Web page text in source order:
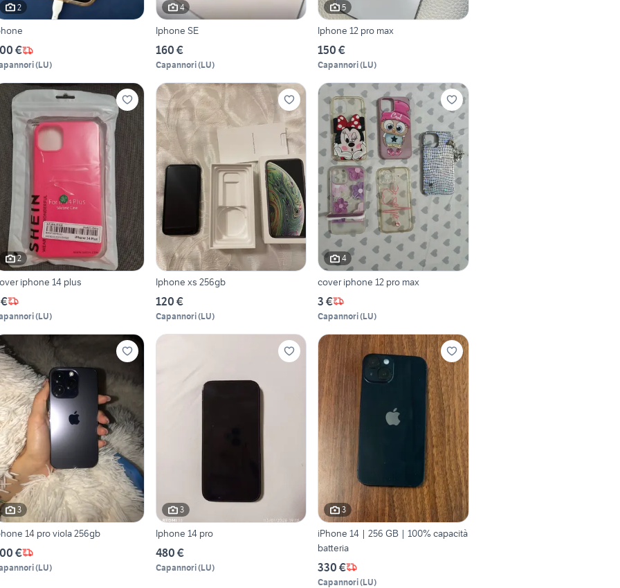
2
€
(LU)
4
Iphone SE
160 €
Capannori(LU)
5
Iphone 12 pro max
150 €
Capannori(LU)
2
iphone 14 plus
(LU)
Iphone xs 256gb
120 €
Capannori(LU)
4
cover iphone 12 pro max
3 €
Capannori(LU)
3
14 pro viola 256gb
€
(LU)
3
Iphone 14 pro
480 €
Capannori(LU)
3
iPhone 14 | 256 GB | 100% capacità
batteria
330 €
Capannori(LU)